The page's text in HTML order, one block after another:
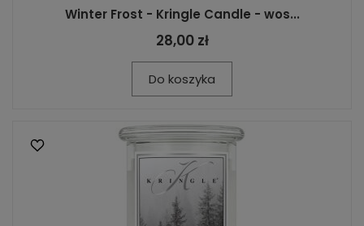
Winter Frost - Kringle Candle - wos...
28,00 zł
Do koszyka